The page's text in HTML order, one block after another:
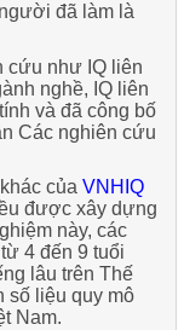
đã làm là
cứu như IQ liên
nghề, IQ liên
và đã công bố
Các nghiên cứu
của VNHIQ
được xây dựng
này, các
4 đến 9 tuổi
lâu trên Thế
số liệu quy mô
Nam.